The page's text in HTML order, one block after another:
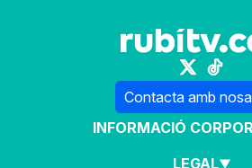
Contacta amb
INFORMACIÓ
LEGAL